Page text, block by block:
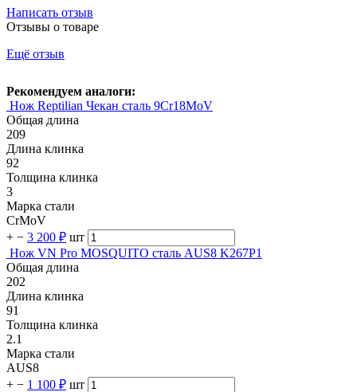
Написать отзыв
Отзывы о товаре
Ещё отзыв
Рекомендуем аналоги:
Нож Reptilian Чекан сталь 9Cr18MoV
Общая длина
209
Длина клинка
92
Толщина клинка
3
Марка стали
CrMoV
+ − 3 200 ₽ шт
Нож VN Pro MOSQUITO сталь AUS8 K267P1
Общая длина
202
Длина клинка
91
Толщина клинка
2.1
Марка стали
AUS8
+ − 1 100 ₽ шт